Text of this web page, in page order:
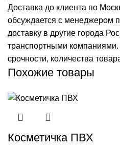
Доставка до клиента по
обсуждается с менеджером
доставку в другие города
транспортными компаниями.
срочности, количества
Похожие товары
Косметичка ПВХ